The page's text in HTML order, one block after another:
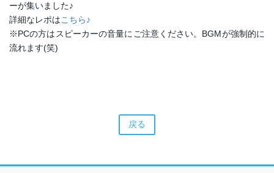
ーが集いました♪
詳細なレポはこちら♪
※PCの方はスピーカーの音量にご注意ください。BGMが強制的に
流れます(笑)
戻る